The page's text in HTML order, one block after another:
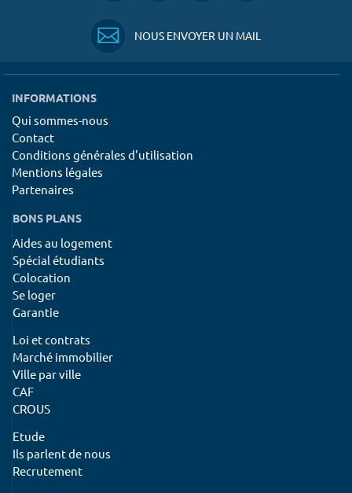
NOUS ENVOYER UN MAIL
INFORMATIONS
Qui sommes-nous
Contact
Conditions générales d'utilisation
Mentions légales
Partenaires
BONS PLANS
Aides au logement
Spécial étudiants
Colocation
Se loger
Garantie
Loi et contrats
Marché immobilier
Ville par ville
CAF
CROUS
Etude
Ils parlent de nous
Recrutement